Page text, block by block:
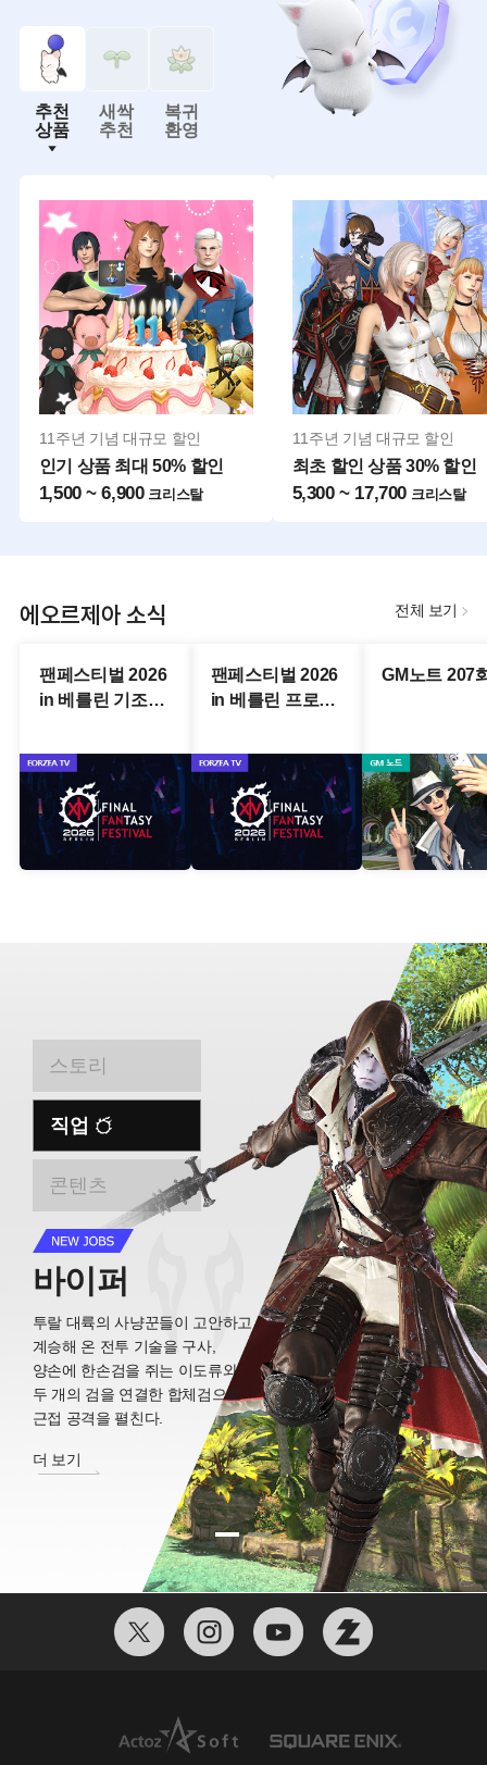
추천
상품
새싹
추천
복귀
환영
11주년 기념 대규모 할인
인기 상품 최대 50% 할인
1,500 ~ 6,900 크리스탈
11주년 기념 대규모 할인
최초 할인 상품 30% 할인
5,300 ~ 17,700 크리스탈
에오르제아 소식 전체 보기
팬페스티벌 2026
in 베를린 기조강
기
팬페스티벌 2026
in 베를린 프로듀
중계 다시보기
GM노트 207
스토리
직업
콘텐츠
픽토맨서
더 보기
그림붓과 닮은 마법도구 ‘붓’을
손에 들고, 가다듬은 마력을
‘그림 물감’ 삼아 넘치는 상상력을
현실로 구현해 싸우는
그림 마법의 사용자.
바이퍼
더 보기
투랄 대륙의 사냥꾼들이 고안하고
계승해 온 전투 기술을 구사,
양손에 한손검을 쥐는 이도류와
두 개의 검을 연결한 합체검으로
근접 공격을 펼친다.
픽토맨서
더 보기
바이퍼
더 보기